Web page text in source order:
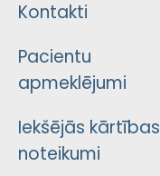
Kontakti
Pacientu
apmeklējumi
Iekšējās kārtības
noteikumi